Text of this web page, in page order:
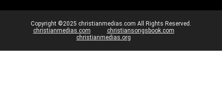
Copyright ©2025 christianmedias.com All Rights Reserved.
christianmedias.com
christiansongsbook.com
christianmedias.org